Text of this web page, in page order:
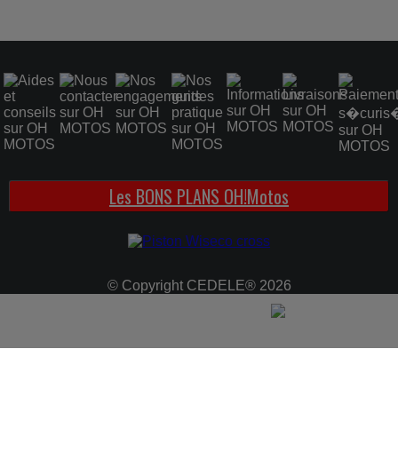
Les BONS PLANS OH!Motos
© Copyright CEDELE® 2026